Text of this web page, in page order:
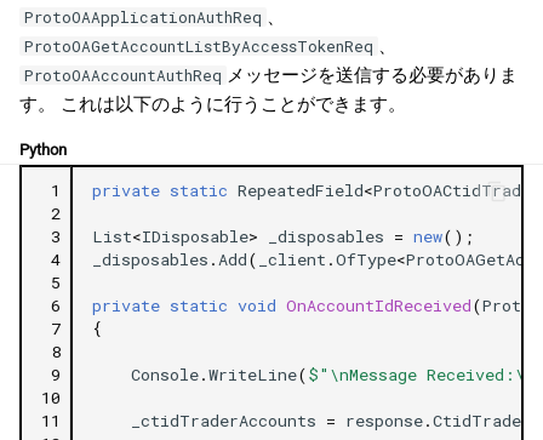
ProtoOAApplicationAuthReq
ProtoOAGetAccountListByAccessTokenReq
ProtoOAAccountAuthReq メッセージを送信する必要がありま
す。 これは以下のように行うことができます。
Python
1
2
3
4
5
6
7
8
9
10
11
private static RepeatedField<
List<IDisposable> _disposables = new();
_disposables .Add( _client .OfType<
private static void OnAccountIdReceived(
{
Console.WriteLine($"\nMessage
_ctidTraderAccounts = response.